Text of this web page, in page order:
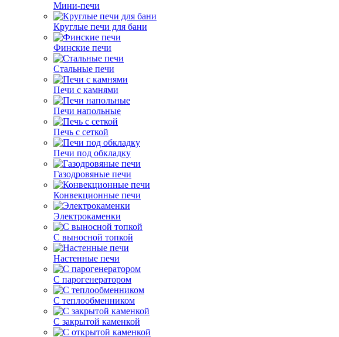
Мини-печи
Круглые печи для бани
Финские печи
Стальные печи
Печи с камнями
Печи напольные
Печь с сеткой
Печи под обкладку
Газодровяные печи
Конвекционные печи
Электрокаменки
С выносной топкой
Настенные печи
С парогенератором
С теплообменником
С закрытой каменкой